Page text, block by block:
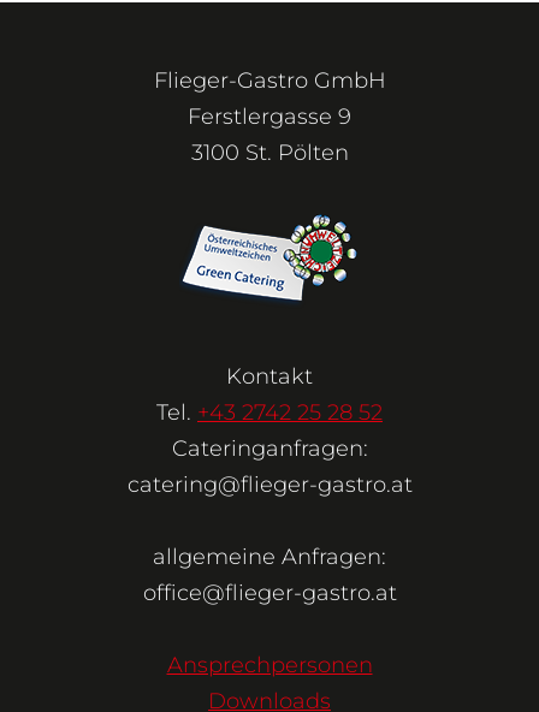
Flieger-Gastro GmbH
Ferstlergasse 9
3100 St. Pölten
Kontakt
Tel. +43 2742 25 28 52
Cateringanfragen:
catering@flieger-gastro.at
allgemeine Anfragen:
office@flieger-gastro.at
Ansprechpersonen
Downloads